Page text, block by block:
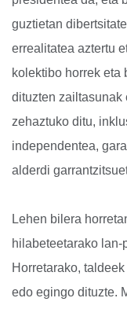
guztietan
errealitatea aztertu
kolektibo horrek eta
dituzten zailtasunak
zehaztuko ditu,
independentea,
alderdi
Lehen bilera
hilabeteetarako
Horretarako,
edo egingo dituzte.